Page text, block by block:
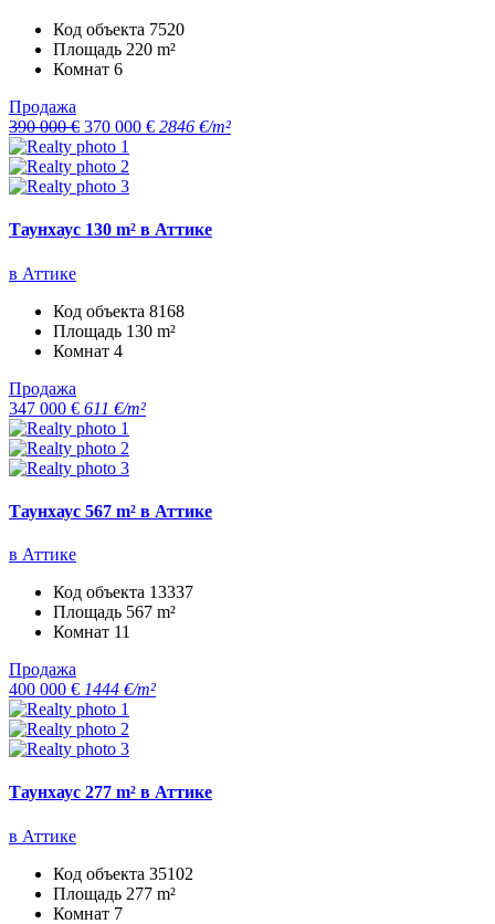
Код объекта 7520
Площадь 220 m²
Комнат 6
Продажа
390 000 € 370 000 € 2846 €/m²
Таунхаус 130 m² в Аттике
в Аттике
Код объекта 8168
Площадь 130 m²
Комнат 4
Продажа
347 000 € 611 €/m²
Таунхаус 567 m² в Аттике
в Аттике
Код объекта 13337
Площадь 567 m²
Комнат 11
Продажа
400 000 € 1444 €/m²
Таунхаус 277 m² в Аттике
в Аттике
Код объекта 35102
Площадь 277 m²
Комнат 7